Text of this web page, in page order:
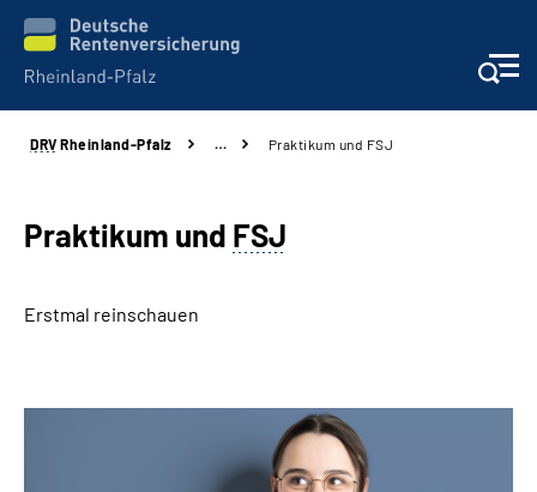
Unsere Leistungen
Beratung
DRV Rheinland-Pfalz … Praktikum und FSJ
Praktikum und FSJ
Erstmal reinschauen